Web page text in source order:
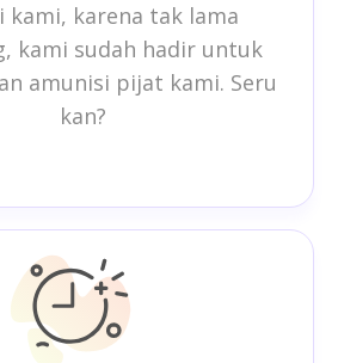
kami, karena tak lama
kami sudah hadir untuk
amunisi pijat kami. Seru
kan?